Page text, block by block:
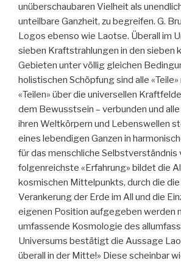
unüberschaubaren Vielheit als
unteilbare Ganzheit, zu begreifen. G.
Logos ebenso wie Laotse. Überall im
sieben Kraftstrahlungen in den sieben
Gebieten unter völlig gleichen
holistischen Schöpfung sind alle
«Teilen» über die universellen
dem Bewusstsein – verbunden und
ihren Weltkörpern und Lebenswellen
eines lebendigen Ganzen in
für das menschliche Selbstverständnis
folgenreichste «Erfahrung» bildet die
kosmischen Mittelpunkts, durch die
Verankerung der Erde im All und die
eigenen Position aufgegeben werden
umfassende Kosmologie des
Universums bestätigt die Aussage
überall in der Mitte!» Diese scheinbar